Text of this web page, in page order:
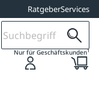
RatgeberServices
Nur für Geschäftskunden1